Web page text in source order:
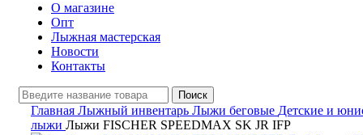
О магазине
Опт
Лыжная мастерская
Новости
Контакты
Поиск
Главная Лыжный инвентарь Лыжи беговые Детские и
лыжи Лыжи FISCHER SPEEDMAX SK JR IFP